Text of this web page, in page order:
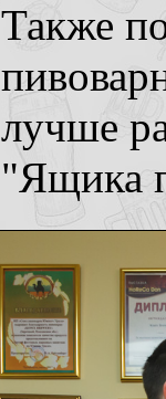
Также
лучше
"Ящика